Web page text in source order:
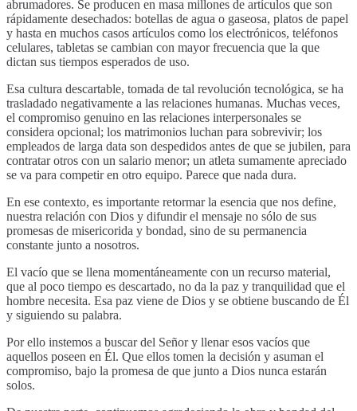
abrumadores. Se producen en masa millones de artículos que son
rápidamente desechados: botellas de agua o gaseosa, platos de papel
y hasta en muchos casos artículos como los electrónicos, teléfonos
celulares, tabletas se cambian con mayor frecuencia que la que
dictan sus tiempos esperados de uso.
Esa cultura descartable, tomada de tal revolución tecnológica, se ha
trasladado negativamente a las relaciones humanas. Muchas veces,
el compromiso genuino en las relaciones interpersonales se
considera opcional; los matrimonios luchan para sobrevivir; los
empleados de larga data son despedidos antes de que se jubilen, para
contratar otros con un salario menor; un atleta sumamente apreciado
se va para competir en otro equipo. Parece que nada dura.
En ese contexto, es importante retormar la esencia que nos define,
nuestra relación con Dios y difundir el mensaje no sólo de sus
promesas de misericorida y bondad, sino de su permanencia
constante junto a nosotros.
El vacío que se llena momentáneamente con un recurso material,
que al poco tiempo es descartado, no da la paz y tranquilidad que el
hombre necesita. Esa paz viene de Dios y se obtiene buscando de Él
y siguiendo su palabra.
Por ello instemos a buscar del Señor y llenar esos vacíos que
aquellos poseen en Él. Que ellos tomen la decisión y asuman el
compromiso, bajo la promesa de que junto a Dios nunca estarán
solos.